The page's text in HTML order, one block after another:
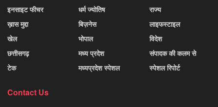
इनसाइट फीचर
ख़ास मुद्दा
खेल
छत्तीसगढ़
टेक
धर्म ज्योतिष
बिज़नेस
भोपाल
मध्य प्रदेश
मध्यप्रदेश स्पेशल
राज्य
लाइफस्टाइल
विदेश
संपादक की कलम से
स्पेशल रिपोर्ट
Contact Us